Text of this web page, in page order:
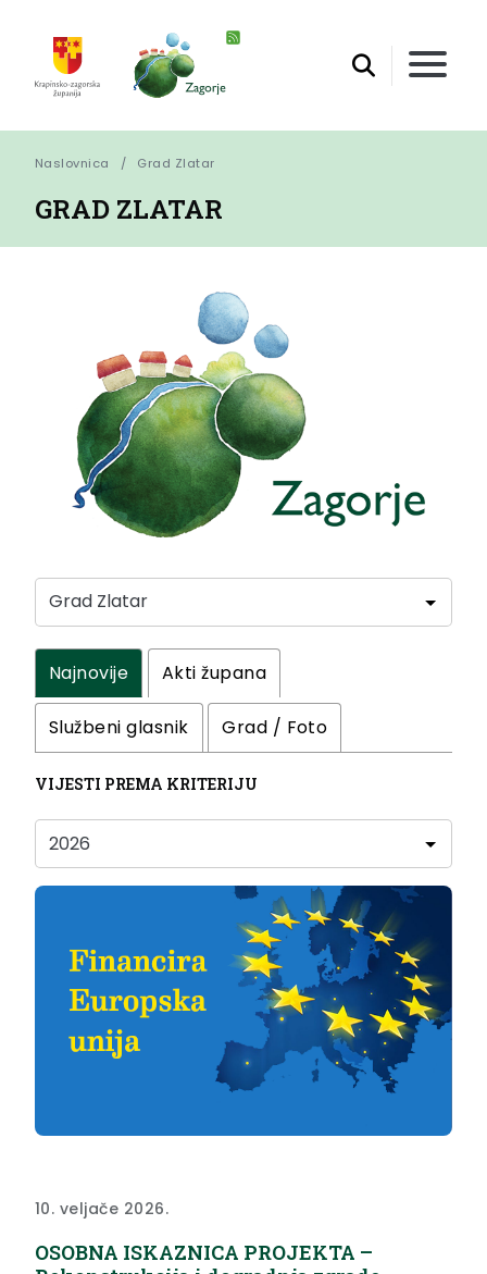
Naslovnica Grad Zlatar
GRAD ZLATAR
Najnovije Akti župana
Službeni glasnik Grad / Foto
VIJESTI PREMA KRITERIJU
10. veljače 2026.
OSOBNA ISKAZNICA PROJEKTA –